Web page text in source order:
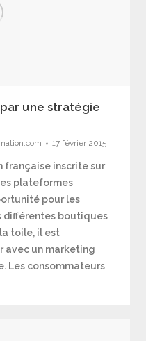
une stratégie
17 février 2015
française inscrite sur
plateformes
pour les
différentes boutiques
toile, il est
avec un marketing
Les consommateurs